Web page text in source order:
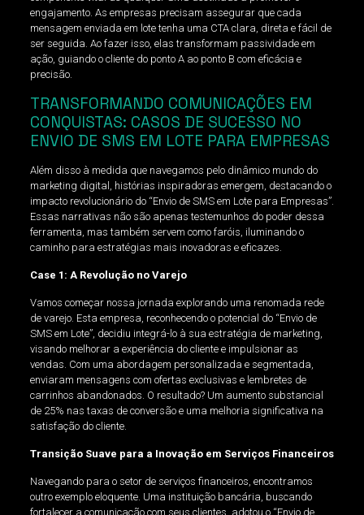
engajamento. As empresas precisam assegurar que cada
mensagem enviada em lote tenha uma CTA clara, direta e fácil de
ser seguida. Ao fazer isso, elas transformam passividade em
ação, guiando o cliente do ponto A ao ponto B com eficácia e
precisão.
TRANSFORMANDO COMUNICAÇÕES EM
CONQUISTAS: CASOS DE SUCESSO NO
ENVIO DE SMS EM LOTE PARA EMPRESAS
Além disso à medida que navegamos pelo dinâmico mundo do
marketing digital, histórias inspiradoras emergem, destacando o
impacto revolucionário do “Envio de SMS em Lote para Empresas”.
Essas narrativas não são apenas testemunhos do poder dessa
ferramenta, mas também servem como faróis, iluminando o
caminho para estratégias mais inovadoras e eficazes.
Case 1: A Revolução no Varejo
Vamos começar nossa jornada explorando uma renomada rede
de varejo. Esta empresa, reconhecendo o potencial do “Envio de
SMS em Lote”, decidiu integrá-lo à sua estratégia de marketing,
visando melhorar a experiência do cliente e impulsionar as
vendas. Com uma abordagem personalizada e segmentada,
enviaram mensagens com ofertas exclusivas e lembretes de
carrinhos abandonados. O resultado? Um aumento substancial
de 25% nas taxas de conversão e uma melhoria significativa na
satisfação do cliente.
Transição Suave para a Inovação em Serviços Financeiros
Navegando para o setor de serviços financeiros, encontramos
outro exemplo eloquente. Uma instituição bancária, buscando
fortalecer a comunicação com seus clientes, adotou o “Envio de